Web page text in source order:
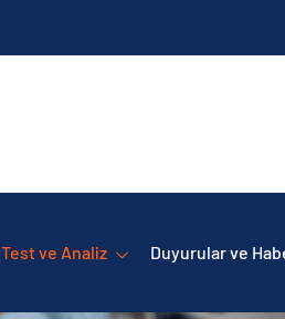
Test ve Analiz Duyurular ve